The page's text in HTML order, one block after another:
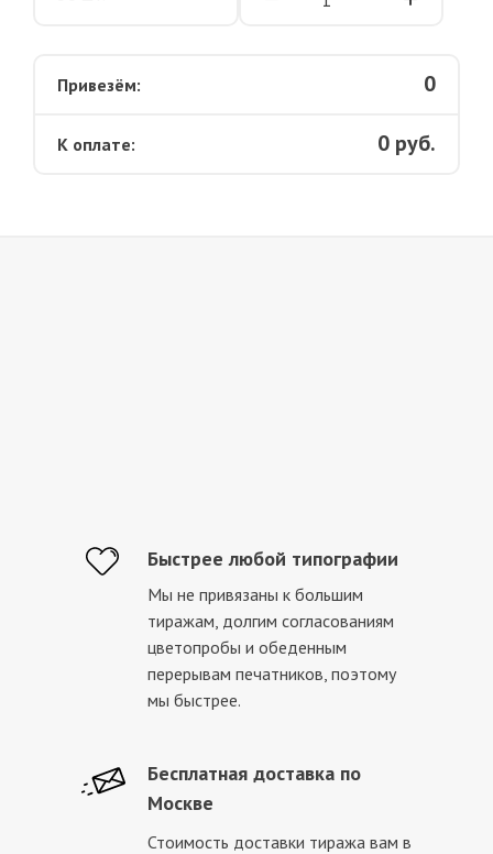
Быстрее любой типографии
Мы не привязаны к большим
тиражам, долгим согласованиям
цветопробы и обеденным
перерывам печатников, поэтому
мы быстрее.
Бесплатная доставка по
Москве
Стоимость доставки тиража вам в
Привезём: 0
К оплате: 0 руб.